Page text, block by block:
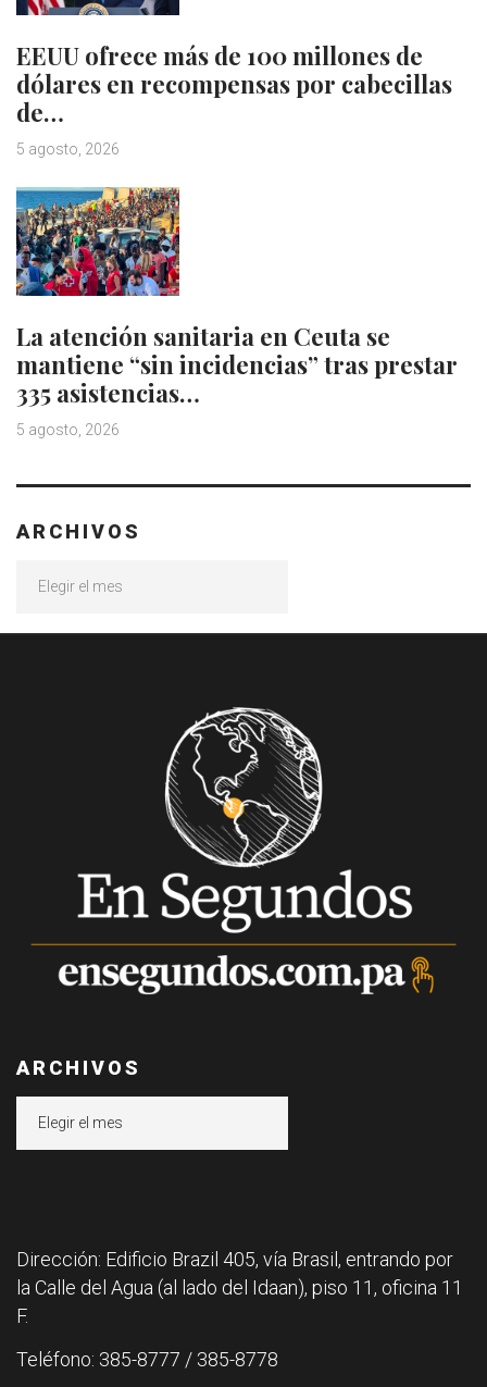
EEUU ofrece más de 100 millones de
dólares en recompensas por cabecillas
de…
5 agosto, 2026
La atención sanitaria en Ceuta se
mantiene “sin incidencias” tras prestar
335 asistencias…
5 agosto, 2026
ARCHIVOS
ARCHIVOS
Dirección: Edificio Brazil 405, vía Brasil, entrando por
la Calle del Agua (al lado del Idaan), piso 11, oficina 11
F.
Teléfono: 385-8777 / 385-8778